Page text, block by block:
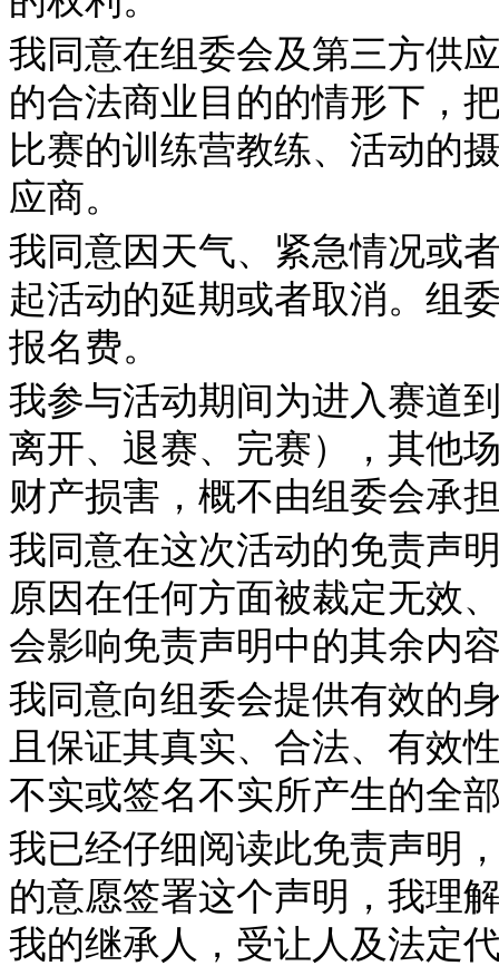
我同意在组委会及第三方供
的合法商业目的的情形下，
比赛的训练营教练、活动的
应商。
我同意因天气、紧急情况或
起活动的延期或者取消。组
报名费。
我参与活动期间为进入赛道
离开、退赛、完赛），其他
财产损害，概不由组委会承
我同意在这次活动的免责声
原因在任何方面被裁定无效
会影响免责声明中的其余内
我同意向组委会提供有效的
且保证其真实、合法、有效
不实或签名不实所产生的全
我已经仔细阅读此免责声明
的意愿签署这个声明，我理
我的继承人，受让人及法定